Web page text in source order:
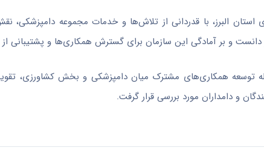
استان البرز، با قدردانی از تلاش‌ها و خدمات مجموعه
دانست و بر آمادگی این سازمان برای گسترش همکاری‌ها و پشتیبانی از
همکاری‌های مشترک میان دامپزشکی و بخش کشاورزی، تقویت
و دامداران مورد بررسی قرار گرفت.